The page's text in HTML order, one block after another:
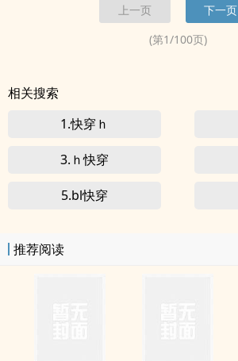
]》<br> 写文现耽：...上一页
下一页
(第1/100页)
相关搜索
1.快穿ｈ
3.ｈ快穿
5.bl快穿
推荐阅读